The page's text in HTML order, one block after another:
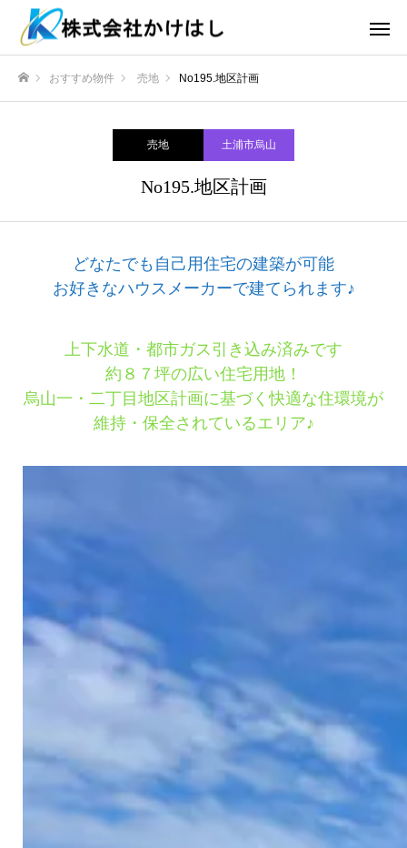
おすすめ物件 売地 No195.地区計画
売地 土浦市烏山
No195.地区計画
どなたでも自己用住宅の建築が可能
お好きなハウスメーカーで建てられます♪
上下水道・都市ガス引き込み済みです
約８７坪の広い住宅用地！
烏山一・二丁目地区計画に基づく快適な住環境が
維持・保全されているエリア♪